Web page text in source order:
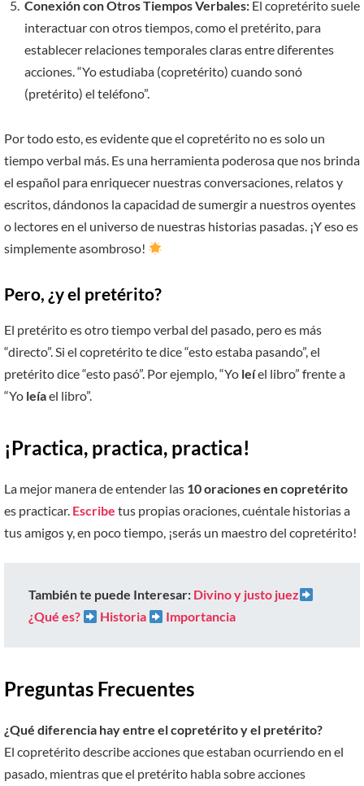
Conexión con Otros Tiempos Verbales: El copretérito suele
interactuar con otros tiempos, como el pretérito, para
establecer relaciones temporales claras entre diferentes
acciones. “Yo estudiaba (copretérito) cuando sonó
(pretérito) el teléfono”.
Por todo esto, es evidente que el copretérito no es solo un
tiempo verbal más. Es una herramienta poderosa que nos brinda
el español para enriquecer nuestras conversaciones, relatos y
escritos, dándonos la capacidad de sumergir a nuestros oyentes
o lectores en el universo de nuestras historias pasadas. ¡Y eso es
simplemente asombroso!
Pero, ¿y el pretérito?
El pretérito es otro tiempo verbal del pasado, pero es más
“directo”. Si el copretérito te dice “esto estaba pasando”, el
pretérito dice “esto pasó”. Por ejemplo, “Yo leíel libro” frente a
“Yo leíael libro”.
¡Practica, practica, practica!
La mejor manera de entender las 10 oraciones en copretérito
es practicar. Escribe tus propias oraciones, cuéntale historias a
tus amigos y, en poco tiempo, ¡serás un maestro del copretérito!
También te puede Interesar: Divino y justo juez
¿Qué es?
Historia Importancia
Preguntas Frecuentes
¿Qué diferencia hay entre el copretérito y el pretérito?
El copretérito describe acciones que estaban ocurriendo en el
pasado, mientras que el pretérito habla sobre acciones